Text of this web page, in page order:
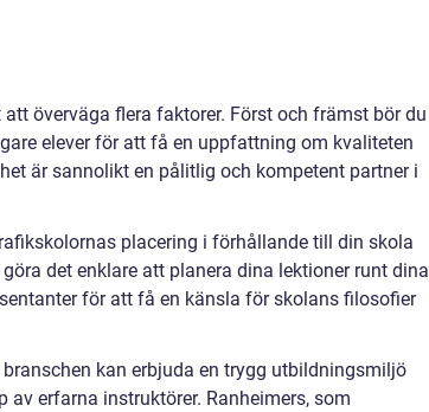
överväga flera faktorer. Först och främst bör du
elever för att få en uppfattning om kvaliteten
är sannolikt en pålitlig och kompetent partner i
placering i förhållande till din skola
det enklare att planera dina lektioner runt dina
för att få en känsla för skolans filosofier
kan erbjuda en trygg utbildningsmiljö
erfarna instruktörer. Ranheimers, som